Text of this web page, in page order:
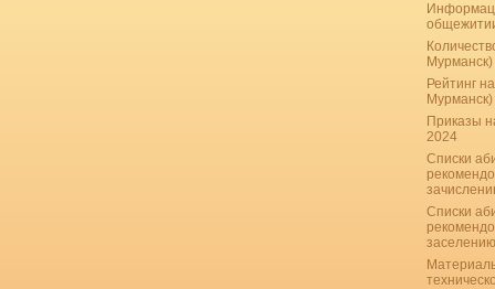
Мурманск)
Рейтинг
Мурманск)
Приказы
2024
Списки
Списки